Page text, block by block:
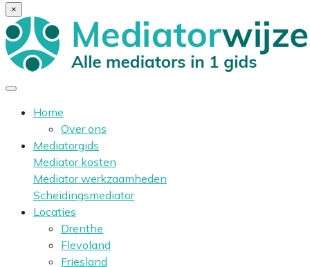
×
Home
Over ons
Mediatorgids
Mediator kosten
Mediator werkzaamheden
Scheidingsmediator
Locaties
Drenthe
Flevoland
Friesland